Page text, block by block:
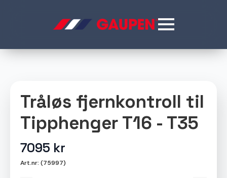
Tråløs fjernkontroll til
Tipphenger T16 - T35
7095 kr
Art.nr: (75997)